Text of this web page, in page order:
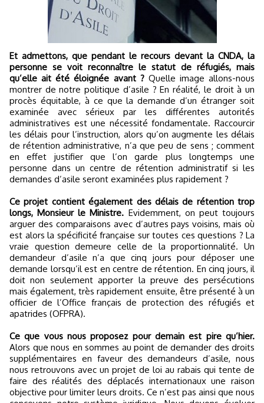
Et admettons, que pendant le recours devant la CNDA, la
personne se voit reconnaître le statut de réfugiés, mais
qu’elle ait été éloignée avant ?Quelle image allons-nous
montrer de notre politique d’asile ? En réalité, le droit à un
procès équitable, à ce que la demande d’un étranger soit
examinée avec sérieux par les différentes autorités
administratives est une nécessité fondamentale. Raccourcir
les délais pour l’instruction, alors qu’on augmente les délais
de rétention administrative, n’a que peu de sens ; comment
en effet justifier que l’on garde plus longtemps une
personne dans un centre de rétention administratif si les
demandes d’asile seront examinées plus rapidement ?
Ce projet contient également des délais de rétention trop
longs, Monsieur le Ministre. Evidemment, on peut toujours
arguer des comparaisons avec d’autres pays voisins, mais où
est alors la spécificité française sur toutes ces questions ? La
vraie question demeure celle de la proportionnalité. Un
demandeur d’asile n’a que cinq jours pour déposer une
demande lorsqu’il est en centre de rétention. En cinq jours, il
doit non seulement apporter la preuve des persécutions
mais également, très rapidement ensuite, être présenté à un
officier de l’Office français de protection des réfugiés et
apatrides (OFPRA).
Ce que vous nous proposez pour demain est pire qu’hier.
Alors que nous en sommes au point de demander des droits
supplémentaires en faveur des demandeurs d’asile, nous
nous retrouvons avec un projet de loi au rabais qui tente de
faire des réalités des déplacés internationaux une raison
objective pour limiter leurs droits. Ce n’est pas ainsi que nous